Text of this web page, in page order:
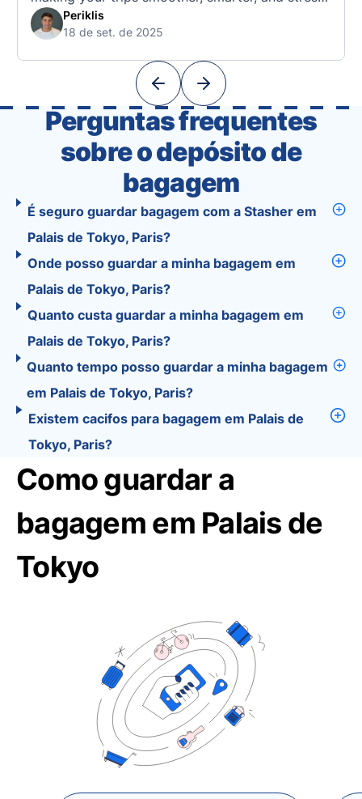
free. 🧭 What Makes the Tourist App Unique?
Unlike standard travel apps, Tourist combines
With Tourist, your trip planning becomes as
Periklis
18 de set. de 2025
Perguntas frequentes
sobre o depósito de
bagagem
É seguro guardar bagagem com a Stasher em
Palais de Tokyo, Paris?
Onde posso guardar a minha bagagem em
Palais de Tokyo, Paris?
Quanto custa guardar a minha bagagem em
Palais de Tokyo, Paris?
Quanto tempo posso guardar a minha bagagem
em Palais de Tokyo, Paris?
Existem cacifos para bagagem em Palais de
Tokyo, Paris?
Como guardar a
bagagem em Palais de
Tokyo